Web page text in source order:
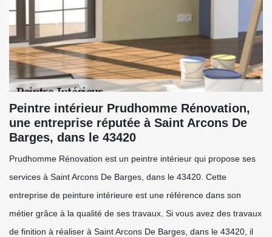
Peintre intérieur Prudhomme Rénovation,
une entreprise réputée à Saint Arcons De
Barges, dans le 43420
Prudhomme Rénovation est un peintre intérieur qui propose ses
services à Saint Arcons De Barges, dans le 43420. Cette
entreprise de peinture intérieure est une référence dans son
métier grâce à la qualité de ses travaux. Si vous avez des travaux
de finition à réaliser à Saint Arcons De Barges, dans le 43420, il